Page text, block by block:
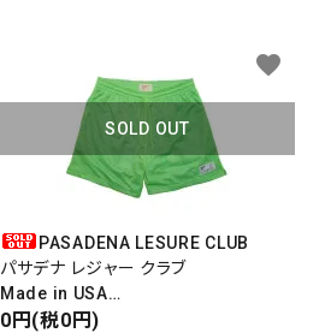
SOLD OUT
PASADENA LESURE CLUB
パサデナ レジャー クラブ
Made in USA
SPORT SHORT
0円(税0円)
favorite